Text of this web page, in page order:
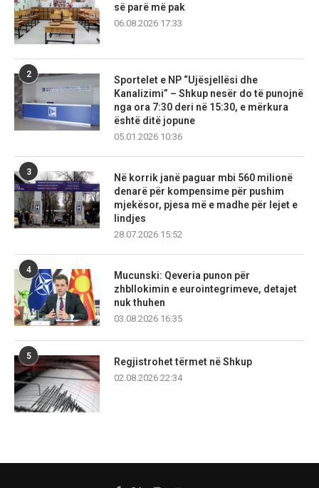
së parë më pak
06.08.2026 17:33
2
Sportelet e NP “Ujësjellësi dhe
Kanalizimi” – Shkup nesër do të punojnë
nga ora 7:30 deri në 15:30, e mërkura
është ditë jopune
05.01.2026 10:36
3
Në korrik janë paguar mbi 560 milionë
denarë për kompensime për pushim
mjekësor, pjesa më e madhe për lejet e
lindjes
28.07.2026 15:52
4
Mucunski: Qeveria punon për
zhbllokimin e eurointegrimeve, detajet
nuk thuhen
03.08.2026 16:35
5
Regjistrohet tërmet në Shkup
02.08.2026 22:34